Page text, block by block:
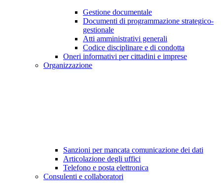
Gestione documentale
Documenti di programmazione strategico-
gestionale
Atti amministrativi generali
Codice disciplinare e di condotta
Oneri informativi per cittadini e imprese
Organizzazione
Sanzioni per mancata comunicazione dei dati
Articolazione degli uffici
Telefono e posta elettronica
Consulenti e collaboratori